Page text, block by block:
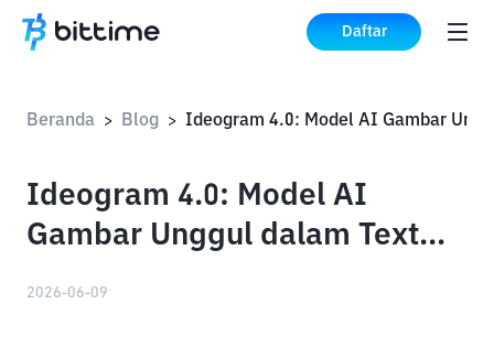
Daftar
Beranda > Blog >
Ideogram 4.0: Model AI
Gambar Unggul dalam Text
2026-06-09